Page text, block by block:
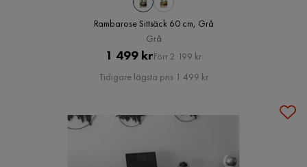
Rambarose Sittsäck 60 cm, Grå
Grå
Pris
1 499 krOriginal
Pris
Förr 2 199 kr
Tidigare lägsta pris 1 499 kr